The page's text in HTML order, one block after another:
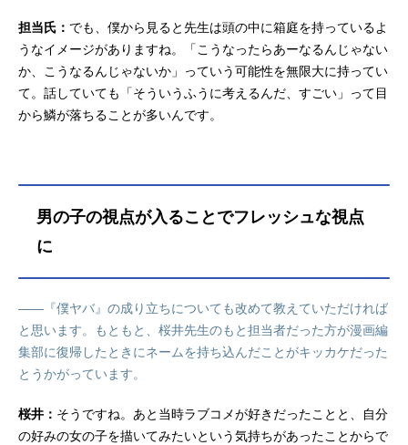
担当氏： でも、僕から見ると先生は頭の中に箱庭を持っているよ
うなイメージがありますね。「こうなったらあーなるんじゃない
か、こうなるんじゃないか」っていう可能性を無限大に持ってい
て。話していても「そういうふうに考えるんだ、すごい」って目
から鱗が落ちることが多いんです。
男の子の視点が入ることでフレッシュな視点
に
――『僕ヤバ』の成り立ちについても改めて教えていただければ
と思います。もともと、桜井先生のもと担当者だった方が漫画編
集部に復帰したときにネームを持ち込んだことがキッカケだった
とうかがっています。
桜井： そうですね。あと当時ラブコメが好きだったことと、自分
の好みの女の子を描いてみたいという気持ちがあったことからで